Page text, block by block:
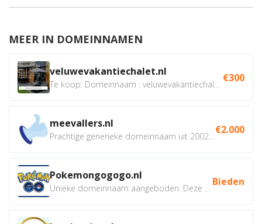
MEER IN DOMEINNAMEN
veluwevakantiechalet.nl €300
meevallers.nl €2.000
Pokemongogogo.nl Bieden